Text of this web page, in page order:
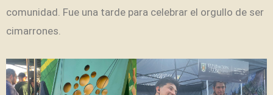
comunidad. Fue una tarde para celebrar el orgullo de ser
cimarrones.